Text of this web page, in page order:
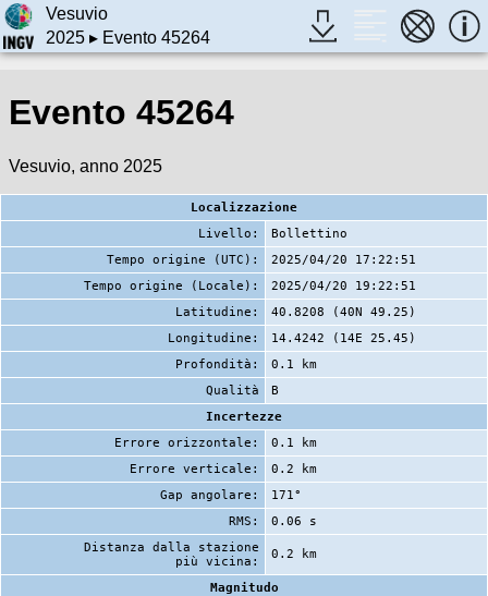
Vesuvio
2025▸ Evento 45264
Evento 45264
Vesuvio, anno 2025
Localizzazione
Livello:
Bollettino
Tempo origine (UTC):
2025/04/20 17:22:51
Tempo origine (Locale):
2025/04/20 19:22:51
Latitudine:
40.8208 (40N 49.25)
Longitudine:
14.4242 (14E 25.45)
Profondità:
0.1 km
Qualità
B
Incertezze
Errore orizzontale:
0.1 km
Errore verticale:
0.2 km
Gap angolare:
171°
RMS:
0.06 s
Distanza dalla stazione
più vicina:
0.2 km
Magnitudo